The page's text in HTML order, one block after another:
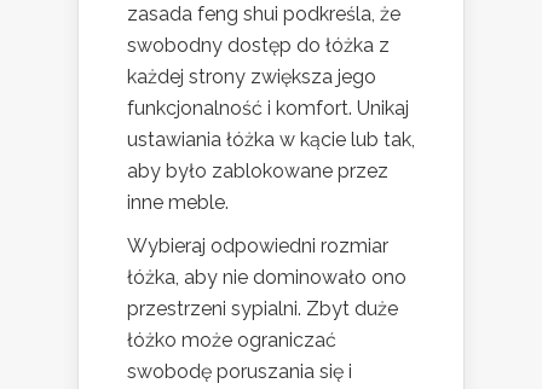
zasada feng shui podkreśla, że
swobodny dostęp do łóżka z
każdej strony zwiększa jego
funkcjonalność i komfort. Unikaj
ustawiania łóżka w kącie lub tak,
aby było zablokowane przez
inne meble.
Wybieraj odpowiedni rozmiar
łóżka, aby nie dominowało ono
przestrzeni sypialni. Zbyt duże
łóżko może ograniczać
swobodę poruszania się i